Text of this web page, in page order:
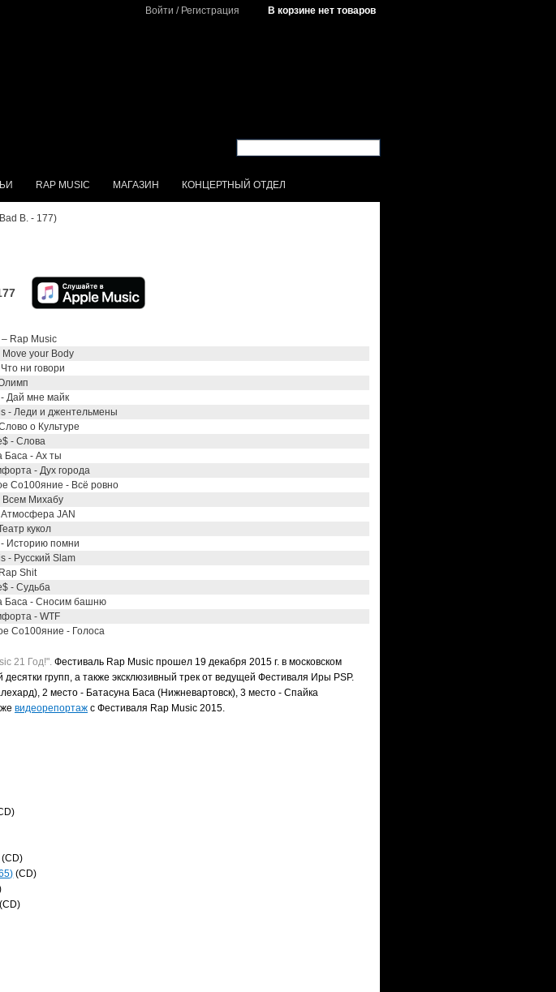
Войти / Регистрация В корзине нет товаров
RAP MUSIC МАГАЗИН
КОНЦЕРТНЫЙ ОТДЕЛ
B. - 177)
Rap Music
your Body
ни говори
Дай мне майк
- Леди и джентельмены
о Культуре
- Слова
Баса - Ах ты
- Дух города
Со100яние - Всё ровно
Всем Михабу
JAN
кукол
Историю помни
- Русский Slam
Shit
- Судьба
Баса - Сносим башню
- WTF
Со100яние - Голоса
21 Год!". Фестиваль Rap Music прошел 19 декабря 2015 г. в московском
групп, а также эксклюзивный трек от ведущей Фестиваля Иры PSP.
2 место - Батасуна Баса (Нижневартовск), 3 место - Спайка
видеорепортаж с Фестиваля Rap Music 2015.
(CD)
(CD)
(CD)